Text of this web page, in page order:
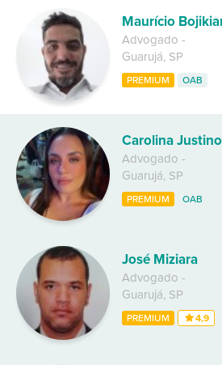
Maurício
Advogado -
Guarujá, SP
PREMIUM OAB
Carolina
Advogado -
Guarujá, SP
PREMIUM OAB
José Miziara
Advogado -
Guarujá, SP
PREMIUM 4,9